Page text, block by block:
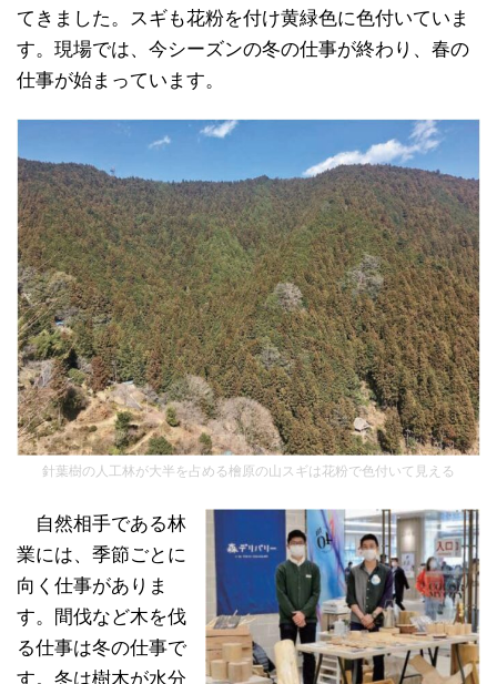
てきました。スギも花粉を付け黄緑色に色付いていま
す。現場では、今シーズンの冬の仕事が終わり、春の
仕事が始まっています。
針葉樹の人工林が大半を占める檜原の山スギは花粉で色付いて見える
自然相手である林
業には、季節ごとに
向く仕事がありま
す。間伐など木を伐
る仕事は冬の仕事で
す。冬は樹木が水分